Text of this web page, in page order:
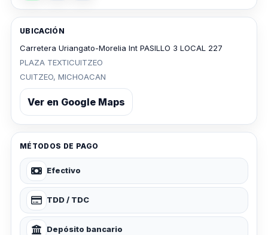
UBICACIÓN
Carretera Uriangato-Morelia Int PASILLO 3 LOCAL 227
PLAZA TEXTICUITZEO
CUITZEO, MICHOACAN
Ver en Google Maps
MÉTODOS DE PAGO
Efectivo
TDD / TDC
Depósito bancario